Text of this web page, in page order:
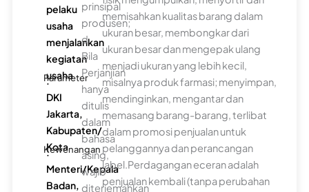
pelaku
usaha
menjalankan
kegiatan
usaha
Parameter
:
DKI
Jakarta,
Kabupaten/
Kota
Kewenangan
:
Menteri/Kepala
Badan,
prinsipal
produsen;
d.
Bila
Perjanjian
hanya
ditulis
dalam
bahasa
asing,
wajib
diterjemahkan
memisahkan kualitas barang dalam
ukuran besar, membongkar dari
ukuran besar dan mengepak ulang
menjadi ukuran yang lebih kecil,
misalnya produk farmasi; menyimpan,
mendinginkan, mengantar dan
memasang barang-barang, terlibat
dalam promosi penjualan untuk
pelanggannya dan perancangan
label.Perdagangan eceran adalah
penjualan kembali (tanpa perubahan